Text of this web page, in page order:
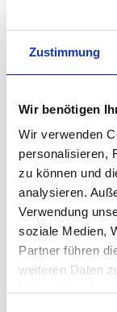
Zustimmung
Wir benötigen
Wir verwenden
personalisieren,
zu können und
analysieren.
Verwendung
soziale Medien,
Partner führen
weiteren Daten
Lindenthal 9,61 €/m
Mockau-Nord 9,34
Möckern 9,71 €/m
Mölkau 9,87 €/m 2
Neulindenau 9,89
Neustadt-
Paunsdorf 9,14 €/m
2